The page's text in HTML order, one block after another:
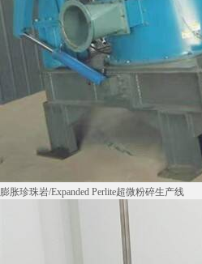
膨胀珍珠岩/Expanded Perlite超微粉碎生产线